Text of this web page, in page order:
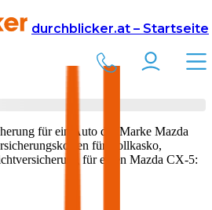
durchblicker.at – Startseite
Mazda
Mazda CX-5
für ein Auto der Marke Mazda
für Vollkasko,
für einen Mazda CX-5: